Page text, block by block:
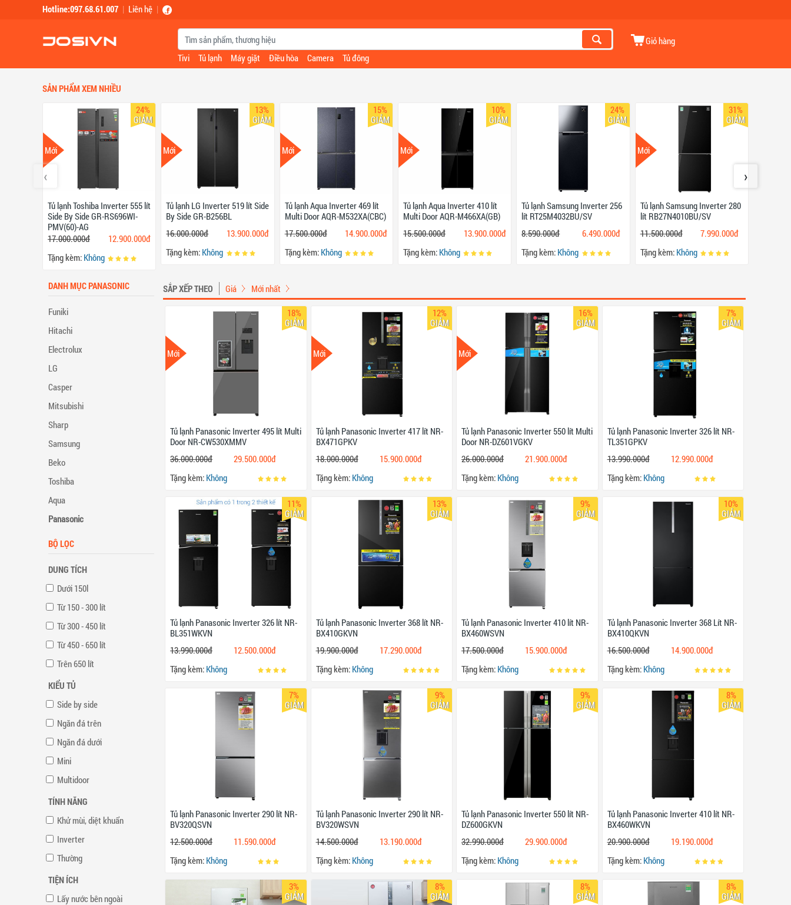
Skip to main contentHotline:097.68.61.007 | Liên hệ |
Tivi Tủ lạnh Máy giặt Điều hòa Camera Tủ đông
Giỏ hàng
SẢN PHẨM XEM NHIỀU
Tủ lạnh Toshiba Inverter 555 lít
Side By Side GR-RS696WI-
PMV(60)-AG
17.000.000đ
12.900.000đ
Tặng kèm: Không
Mới
24%
GIẢM
Tủ lạnh LG Inverter 519 lít Side
By Side GR-B256BL
16.000.000đ
13.900.000đ
Tặng kèm: Không
Mới
13%
GIẢM
Tủ lạnh Aqua Inverter 469 lít
Multi Door AQR-M532XA(CBC)
17.500.000đ
14.900.000đ
Tặng kèm: Không
Mới
15%
GIẢM
Tủ lạnh Aqua Inverter 410 lít
Multi Door AQR-M466XA(GB)
15.500.000đ
13.900.000đ
Tặng kèm: Không
Mới
10%
GIẢM
Tủ lạnh Samsung Inverter 256
lít RT25M4032BU/SV
8.590.000đ
6.490.000đ
Tặng kèm: Không
24%
GIẢM
Tủ lạnh Samsung Inverter 280
lít RB27N4010BU/SV
11.500.000đ
7.990.000đ
Tặng kèm: Không
Mới
31%
GIẢM
‹ ›
DANH MỤC PANASONIC
Funiki
Hitachi
Electrolux
LG
Casper
Mitsubishi
Sharp
Samsung
Beko
Toshiba
Aqua
Panasonic
BỘ LỌC
DUNG TÍCH
Dưới 150l
Từ 150 - 300 lít
Từ 300 - 450 lít
Từ 450 - 650 lít
Trên 650 lít
KIỂU TỦ
Side by side
Ngăn đá trên
Ngăn đá dưới
Mini
Multidoor
TÍNH NĂNG
Khử mùi, diệt khuẩn
Inverter
Thường
TIỆN ÍCH
Lấy nước bên ngoài
SẮP XẾP THEO Giá Mới nhất
Tủ lạnh Panasonic Inverter 495 lít Multi
Door NR-CW530XMMV
36.000.000đ
29.500.000đ
Tặng kèm: Không
Mới
18%
GIẢM
Tủ lạnh Panasonic Inverter 417 lít NR-
BX471GPKV
18.000.000đ
15.900.000đ
Tặng kèm: Không
Mới
12%
GIẢM
Tủ lạnh Panasonic Inverter 550 lít Multi
Door NR-DZ601VGKV
26.000.000đ
21.900.000đ
Tặng kèm: Không
Mới
16%
GIẢM
Tủ lạnh Panasonic Inverter 326 lít NR-
TL351GPKV
13.990.000đ
12.990.000đ
Tặng kèm: Không
7%
GIẢM
Tủ lạnh Panasonic Inverter 326 lít NR-
BL351WKVN
13.990.000đ
12.500.000đ
Tặng kèm: Không
11%
GIẢM
Tủ lạnh Panasonic Inverter 368 lít NR-
BX410GKVN
19.900.000đ
17.290.000đ
Tặng kèm: Không
13%
GIẢM
Tủ lạnh Panasonic Inverter 410 lít NR-
BX460WSVN
17.500.000đ
15.900.000đ
Tặng kèm: Không
9%
GIẢM
Tủ lạnh Panasonic Inverter 368 Lít NR-
BX410QKVN
16.500.000đ
14.900.000đ
Tặng kèm: Không
10%
GIẢM
Tủ lạnh Panasonic Inverter 290 lít NR-
BV320QSVN
12.500.000đ
11.590.000đ
Tặng kèm: Không
7%
GIẢM
Tủ lạnh Panasonic Inverter 290 lít NR-
BV320WSVN
14.500.000đ
13.190.000đ
Tặng kèm: Không
9%
GIẢM
Tủ lạnh Panasonic Inverter 550 lít NR-
DZ600GKVN
32.990.000đ
29.900.000đ
Tặng kèm: Không
9%
GIẢM
Tủ lạnh Panasonic Inverter 410 lít NR-
BX460WKVN
20.900.000đ
19.190.000đ
Tặng kèm: Không
8%
GIẢM
3%
GIẢM
8%
GIẢM
8%
GIẢM
8%
GIẢM